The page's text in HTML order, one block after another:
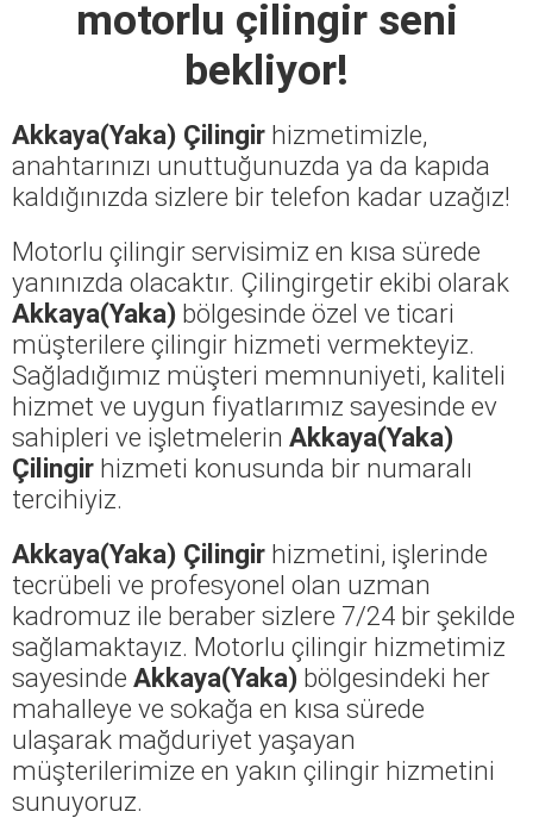
motorlu çilingir seni
bekliyor!
Akkaya(Yaka) Çilingir hizmetimizle,
anahtarınızı unuttuğunuzda ya da kapıda
kaldığınızda sizlere bir telefon kadar uzağız!
Motorlu çilingir servisimiz en kısa sürede
yanınızda olacaktır. Çilingirgetir ekibi olarak
Akkaya(Yaka) bölgesinde özel ve ticari
müşterilere çilingir hizmeti vermekteyiz.
Sağladığımız müşteri memnuniyeti, kaliteli
hizmet ve uygun fiyatlarımız sayesinde ev
sahipleri ve işletmelerin Akkaya(Yaka)
Çilingir hizmeti konusunda bir numaralı
tercihiyiz.
Akkaya(Yaka) Çilingir hizmetini, işlerinde
tecrübeli ve profesyonel olan uzman
kadromuz ile beraber sizlere 7/24 bir şekilde
sağlamaktayız. Motorlu çilingir hizmetimiz
sayesinde Akkaya(Yaka) bölgesindeki her
mahalleye ve sokağa en kısa sürede
ulaşarak mağduriyet yaşayan
müşterilerimize en yakın çilingir hizmetini
sunuyoruz.